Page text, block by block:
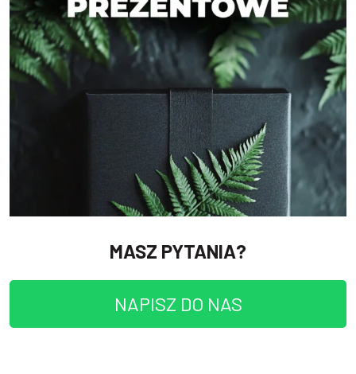
MASZ PYTANIA?
NAPISZ DO NAS